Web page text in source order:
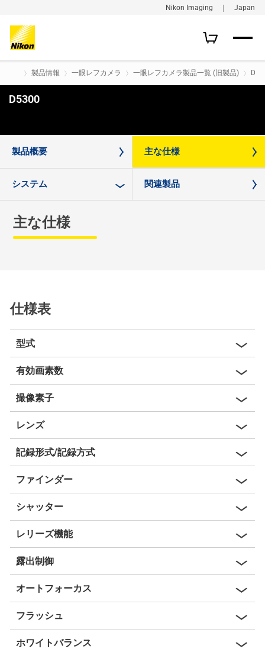
Nikon Imaging ｜ Japan
製品情報 一眼レフカメラ 一眼レフカメラ製品一覧 (旧製品)
D5300
製品概要 主な仕様
システム 関連製品
主な仕様
仕様表
型式
有効画素数
撮像素子
レンズ
記録形式/記録方式
ファインダー
シャッター
レリーズ機能
露出制御
オートフォーカス
フラッシュ
ホワイトバランス